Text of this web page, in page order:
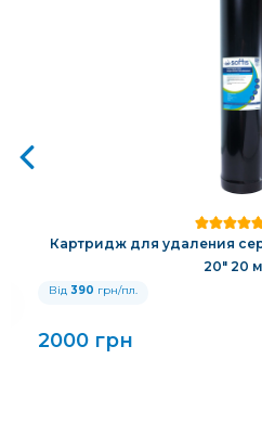
Картридж для удаления
20" 20
Від 390 грн/пл.
2000 грн